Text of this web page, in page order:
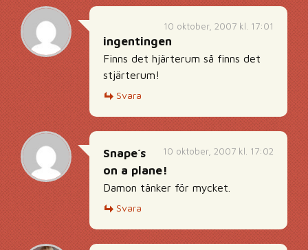
10 oktober, 2007 kl. 17:01
ingentingen
Finns det hjärterum så finns det
stjärterum!
Svara
10 oktober, 2007 kl. 17:02
Snape´s
on a plane!
Damon tänker för mycket.
Svara